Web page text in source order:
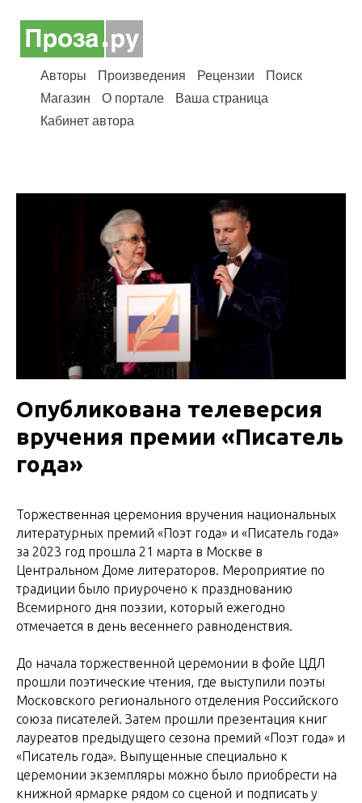
Авторы Произведения Рецензии
Поиск
Магазин
О портале
Ваша страница
Кабинет автора
Опубликована телеверсия
вручения премии «Писатель
года»
Торжественная церемония вручения национальных
литературных премий «Поэт года» и «Писатель года»
за 2023 год прошла 21 марта в Москве в
Центральном Доме литераторов. Мероприятие по
традиции было приурочено к празднованию
Всемирного дня поэзии, который ежегодно
отмечается в день весеннего равноденствия.
До начала торжественной церемонии в фойе ЦДЛ
прошли поэтические чтения, где выступили поэты
Московского регионального отделения Российского
союза писателей. Затем прошли презентация книг
лауреатов предыдущего сезона премий «Поэт года» и
«Писатель года». Выпущенные специально к
церемонии экземпляры можно было приобрести на
книжной ярмарке рядом со сценой и подписать у